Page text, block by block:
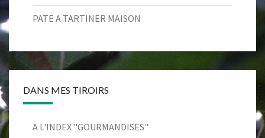
PATE A TARTINER MAISON
DANS MES TIROIRS
A L'INDEX "GOURMANDISES"